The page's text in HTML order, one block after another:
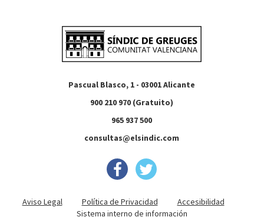
Pascual Blasco, 1 - 03001 Alicante
900 210 970 (Gratuito)
965 937 500
consultas@elsindic.com
Aviso Legal Política de Privacidad
Accesibilidad
Sistema interno de información